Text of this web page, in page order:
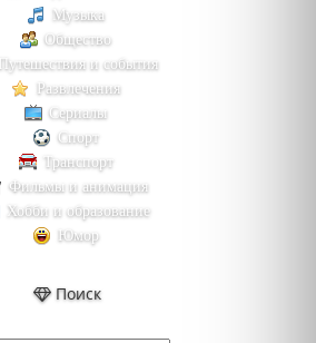
Музыка
Общество
Путешествия и события
Развлечения
Сериалы
Спорт
Транспорт
Фильмы и анимация
Хобби и образование
Юмор
Поиск